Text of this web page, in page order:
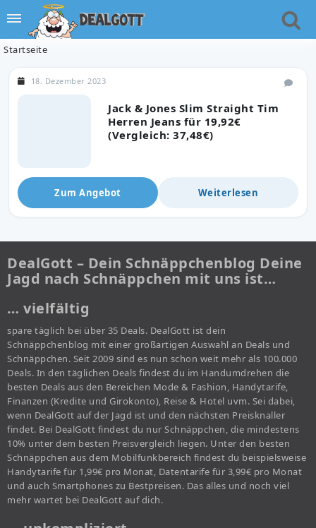
Startseite
Jack & Jones Slim Straight Tim
Herren Jeans für 19,92€
(Vergleich: 37,48€)
18. Dezember 2023
Zum Angebot Weiterlesen
DealGott – Dein Schnäppchenblog Deine
Jagd nach Schnäppchen mit uns ist…
… vielfältig
spare täglich bei über 35 Deals. DealGott ist dein
Schnäppchenblog mit einer großartigen Auswahl an Deals und
Schnäppchen. Seit 2009 sind es nun schon weit mehr als 100.000
Deals. In den täglichen Deals findest du im Handumdrehen die
besten Deals aus den Bereichen Mode & Fashion, Handytarife,
Finanzen (Kredite und Girokonto), Reise & Hotel uvm. Sei dabei,
wenn DealGott auf der Jagd ist und den nächsten Preisknaller
findet. Bei DealGott findest du nur Schnäppchen, die mindestens
10% unter dem besten Preisvergleich liegen. Unter den besten
Schnäppchen aus dem Mobilfunkbereich findest du beispielsweise
Handytarife für 1,99€ pro Monat, Datentarife für 3,99€ pro Monat
und auch Smartphones zu Bestpreisen. Das alles und noch viel
mehr wartet bei DealGott auf dich.